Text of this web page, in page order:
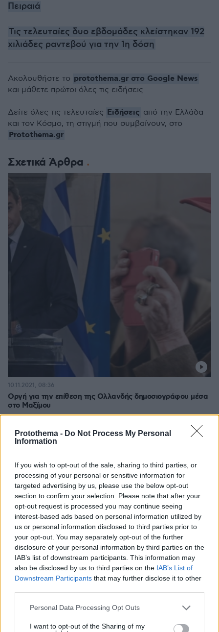
Protothema - Do Not Process My Personal
Information
If you wish to opt-out of the sale, sharing to third parties, or
processing of your personal or sensitive information for
targeted advertising by us, please use the below opt-out
section to confirm your selection. Please note that after your
opt-out request is processed you may continue seeing
interest-based ads based on personal information utilized by
us or personal information disclosed to third parties prior to
your opt-out. You may separately opt-out of the further
disclosure of your personal information by third parties on the
IAB’s list of downstream participants. This information may
also be disclosed by us to third parties on the IAB’s List of
Downstream Participants that may further disclose it to other
Please note that this website/app uses one or more Google
not limited to your visit or usage behaviour. You may click to
Personal Data Processing Opt Outs
I want to opt-out of the Sharing of my
Πειραιά
Τις τελευταίες δυο εβδομάδες κλείστηκαν 192
χιλιάδες ραντεβού για την 1η δόση
Σχετικά Άρθρα
Οργή για την επίθεση της Ολλανδής δημοσιογράφου μέσα
στο Μαξίμου
10.11.2021, 08:36
Ακολουθήστε το protothema.gr στο Google News
και μάθετε πρώτοι όλες τις ειδήσεις
Δείτε όλες τις τελευταίες Ειδήσεις από την Ελλάδα
και τον Κόσμο, τη στιγμή που συμβαίνουν, στο
Protothema.gr
ΣΧΟΛΙΑ(282)
Νικος Γιατρας
Αντε μου στα τσακιδια
ΑΠΑΝΤΗΣΗ
Κόντρα στα αρρωστημένα όνειρα τους
19.11.2021, 07:40
Είναι ίδια με τους αριστεροαναρχικούς που
ΑΠΑΝΤΗΣΗ